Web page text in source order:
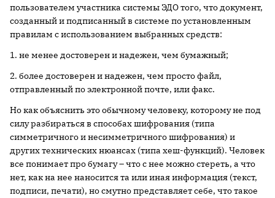
пользователем участника системы ЭДО того, что документ,
созданный и подписанный в системе по установленным
правилам с использованием выбранных средств:
1. не менее достоверен и надежен, чем бумажный;
2. более достоверен и надежен, чем просто файл,
отправленный по электронной почте, или факс.
Но как объяснить это обычному человеку, которому не под
силу разбираться в способах шифрования (типа
симметричного и несимметричного шифрования) и
других технических нюансах (типа хеш-функций). Человек
все понимает про бумагу – что с нее можно стереть, а что
нет, как на нее наносится та или иная информация (текст,
подписи, печати), но смутно представляет себе, что такое